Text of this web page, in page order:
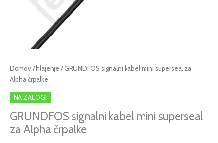
Domov/ hlajenje / GRUNDFOS signalni kabel mini superseal za
Alpha črpalke
NA ZALOGI
GRUNDFOS signalni kabel mini superseal
za Alpha črpalke
GRUNDFOS
signalni
kabel
mini
superseal
Alpha